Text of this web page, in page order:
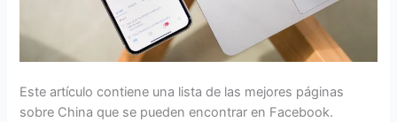
Este artículo contiene una lista de las mejores páginas
sobre China que se pueden encontrar en Facebook.